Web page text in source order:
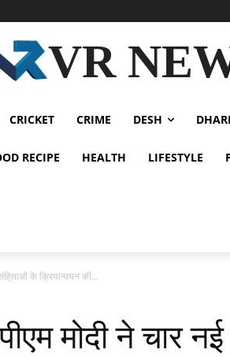
VR
CRICKET CRIME DESH
RECIPE HEALTH LIFESTYLE
के क्रियान्वयन की...
मोदी ने चार